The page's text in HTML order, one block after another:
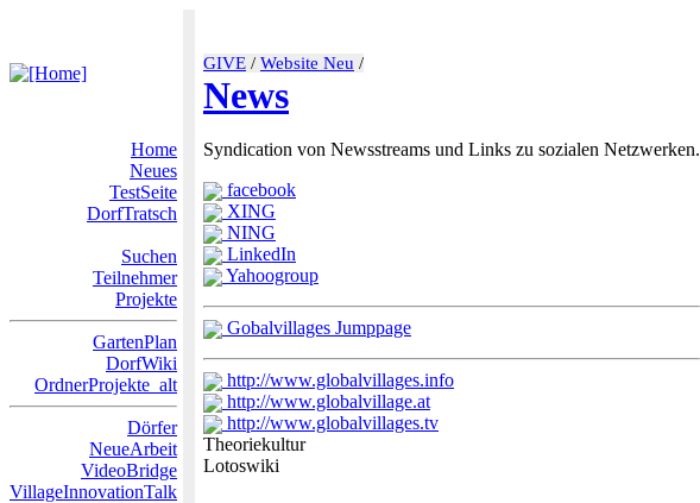
GIVE / Website Neu /
News
Home
Neues
TestSeite
DorfTratsch
Suchen
Teilnehmer
Projekte
GartenPlan
DorfWiki
OrdnerProjekte_alt
Dörfer
NeueArbeit
VideoBridge
VillageInnovationTalk
Syndication von Newsstreams und Links zu sozialen Netzwerken.
facebook
XING
NING
LinkedIn
Yahoogroup
Gobalvillages Jumppage
http://www.globalvillages.info
http://www.globalvillage.at
http://www.globalvillages.tv
Theoriekultur
Lotoswiki